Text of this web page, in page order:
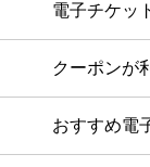
電子チケッ
クーポンが
おすすめ電